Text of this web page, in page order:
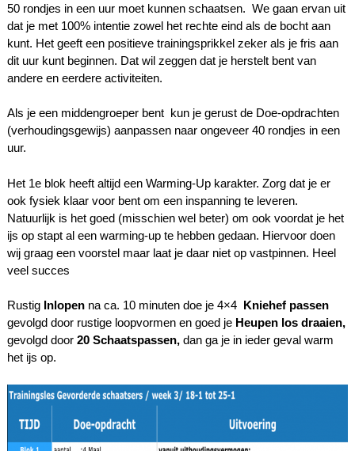
50 rondjes in een uur moet kunnen schaatsen. We gaan ervan uit
dat je met 100% intentie zowel het rechte eind als de bocht aan
kunt. Het geeft een positieve trainingsprikkel zeker als je fris aan
dit uur kunt beginnen. Dat wil zeggen dat je herstelt bent van
andere en eerdere activiteiten.
Als je een middengroeper bent kun je gerust de Doe-opdrachten
(verhoudingsgewijs) aanpassen naar ongeveer 40 rondjes in een
uur.
Het 1e blok heeft altijd een Warming-Up karakter. Zorg dat je er
ook fysiek klaar voor bent om een inspanning te leveren.
Natuurlijk is het goed (misschien wel beter) om ook voordat je het
ijs op stapt al een warming-up te hebben gedaan. Hiervoor doen
wij graag een voorstel maar laat je daar niet op vastpinnen. Heel
veel succes
Rustig Inlopen na ca. 10 minuten doe je 4×4 Kniehef passen
gevolgd door rustige loopvormen en goed je Heupen los draaien,
gevolgd door 20 Schaatspassen, dan ga je in ieder geval warm
het ijs op.